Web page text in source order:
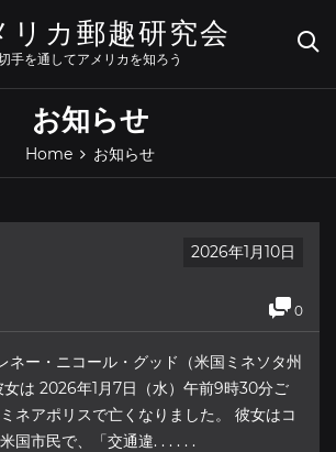
リカ郵趣研究会
手を通してアメリカを知ろう
お知らせ
Home お知らせ
2026年1月10日
0
ー・ニコール・グッド（米国ミネソタ州
女は 2026年1月7日（水）午前9時30分ご
ネアポリスで亡くなりました。 彼女はコ
国市民で、「交通違. . . . . .